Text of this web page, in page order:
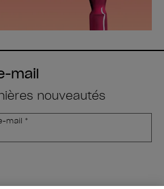
mail
nouveautés
mail *